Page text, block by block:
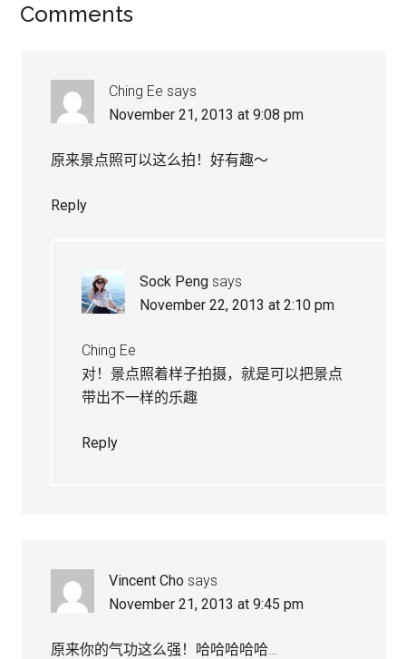
Reader
Comments
Ching Ee says
November 21, 2013 at 9:08 pm
原来景点照可以这么拍！好有趣～
Reply
Sock Peng says
November 22, 2013 at 2:10 pm
Ching Ee
对！景点照着样子拍摄，就是可以把景点
带出不一样的乐趣
Reply
Vincent Cho says
November 21, 2013 at 9:45 pm
原来你的气功这么强！哈哈哈哈哈…